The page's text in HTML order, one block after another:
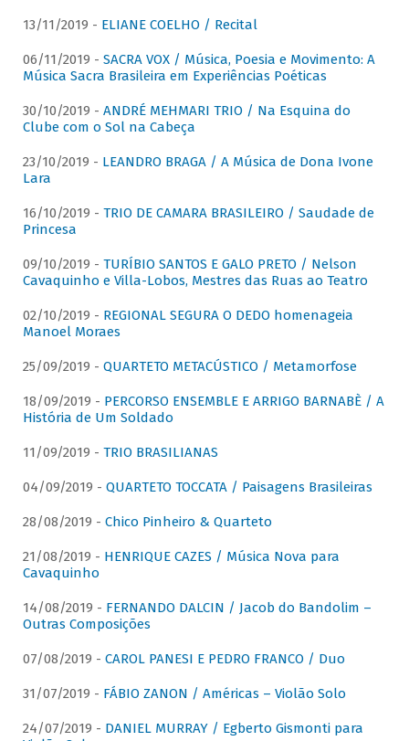
13/11/2019 - ELIANE COELHO / Recital
06/11/2019 - SACRA VOX / Música, Poesia e Movimento: A
Música Sacra Brasileira em Experiências Poéticas
30/10/2019 - ANDRÉ MEHMARI TRIO / Na Esquina do
Clube com o Sol na Cabeça
23/10/2019 - LEANDRO BRAGA / A Música de Dona Ivone
Lara
16/10/2019 - TRIO DE CAMARA BRASILEIRO / Saudade de
Princesa
09/10/2019 - TURÍBIO SANTOS E GALO PRETO / Nelson
Cavaquinho e Villa-Lobos, Mestres das Ruas ao Teatro
02/10/2019 - REGIONAL SEGURA O DEDO homenageia
Manoel Moraes
25/09/2019 - QUARTETO METACÚSTICO / Metamorfose
18/09/2019 - PERCORSO ENSEMBLE E ARRIGO BARNABÈ / A
História de Um Soldado
11/09/2019 - TRIO BRASILIANAS
04/09/2019 - QUARTETO TOCCATA / Paisagens Brasileiras
28/08/2019 - Chico Pinheiro & Quarteto
21/08/2019 - HENRIQUE CAZES / Música Nova para
Cavaquinho
14/08/2019 - FERNANDO DALCIN / Jacob do Bandolim –
Outras Composições
07/08/2019 - CAROL PANESI E PEDRO FRANCO / Duo
31/07/2019 - FÁBIO ZANON / Américas – Violão Solo
24/07/2019 - DANIEL MURRAY / Egberto Gismonti para